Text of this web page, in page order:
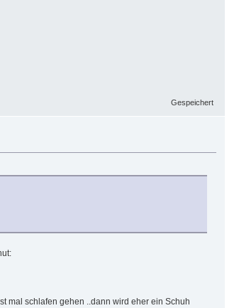
Gespeichert
mal schlafen gehen ..dann wird eher ein Schuh